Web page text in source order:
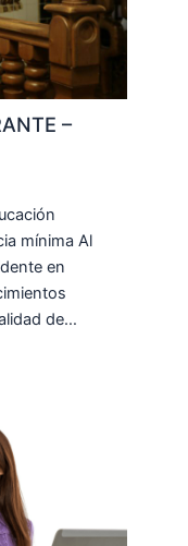
–
mínima Al
en
de…